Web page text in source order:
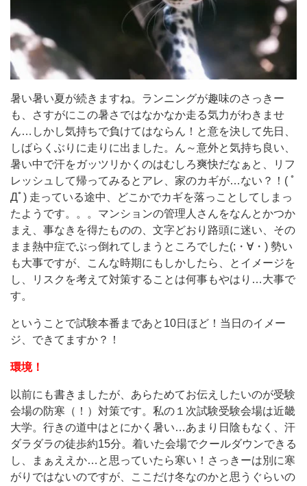
暑い暑い夏が続きますね。ランニングが趣味のさっきー
も、さすがにこの暑さではなかなか走る気力がわきませ
ん…しかし気持ちで負けてはならん！と意を決して先日、
しばらくぶりに走りに出ました。ん～意外と気持ち良い、
暑い中で汗をガッツリかくのはむしろ爽快だなぁと、リフ
レッシュして帰ってみるとアレ、家のカギが…ない？！( ﾟ
Дﾟ) 走っている途中、どこかでカギを落っことしてしまっ
たようです。。。マンションの管理人さんをなんとかつか
まえ、事なきを得たものの、文字どおり路頭に迷い、その
まま熱中症でぶっ倒れてしまうところでした(;・∀・) 勢い
も大事ですが、こんな時期にもしかしたら、とイメージを
し、リスクを考えて対策することは何事もやはり…大事で
す。
ということで試験本番まであと10日ほど！当日のイメー
ジ、できてますか？！
環境！
以前にも書きましたが、あらためてお伝えしたいのが受験
会場の防寒（！）対策です。私の１次試験受験会場は近畿
大学。行きの道中はとにかく暑い…あまり日陰もなく、汗
ダラダラの徒歩約15分。着いた会場でクールダウンできる
し、まぁええか…と思っていたら寒い！さっきーは別に寒
がりではないのですが、ここだけ冬なのかと思うぐらいの